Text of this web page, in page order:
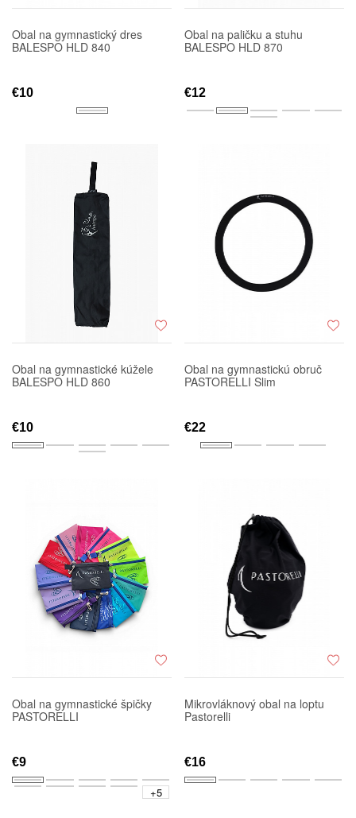
Obal na gymnastický dres
BALESPO HLD 840
€10
Obal na paličku a stuhu
BALESPO HLD 870
€12
Obal na gymnastické kúžele
BALESPO HLD 860
€10
Obal na gymnastickú obruč
PASTORELLI Slim
€22
Obal na gymnastické špičky
PASTORELLI
€9
+5
Mikrovláknový obal na loptu
Pastorelli
€16